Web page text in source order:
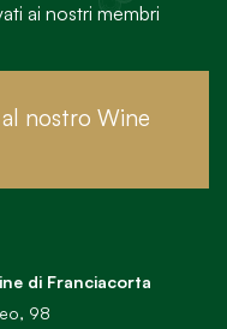
ai nostri membri
nostro Wine
di Franciacorta
98